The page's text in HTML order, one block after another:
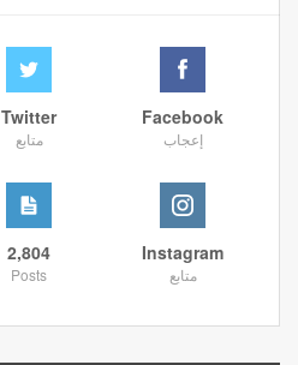
Facebook
إعجاب
Twitter
متابع
Instagram
متابع
2,804
Posts